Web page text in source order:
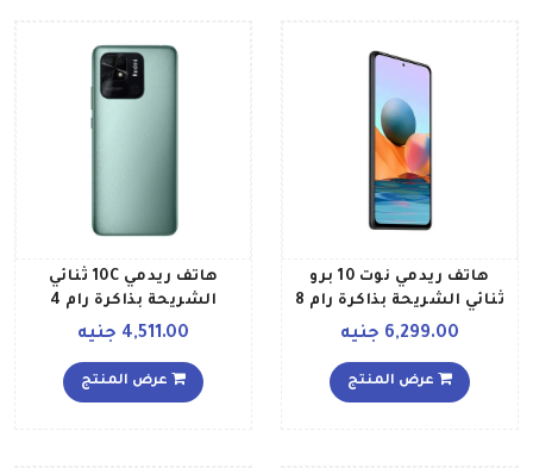
هاتف ريدمي نوت 10 برو
ثنائي الشريحة بذاكرة رام 8
LTE، لون رمادي أونيكس
6,299.00 جنيه
عرض المنتج
هاتف ريدمي 10C ثنائي
الشريحة بذاكرة رام 4
LTE بلون أخضر مينت إصدار
4,511.00 جنيه
عرض المنتج